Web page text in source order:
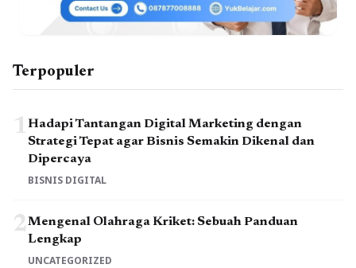
Terpopuler
1Hadapi Tantangan Digital Marketing dengan
Strategi Tepat agar Bisnis Semakin Dikenal dan
Dipercaya
BISNIS DIGITAL
2Mengenal Olahraga Kriket: Sebuah Panduan
Lengkap
UNCATEGORIZED